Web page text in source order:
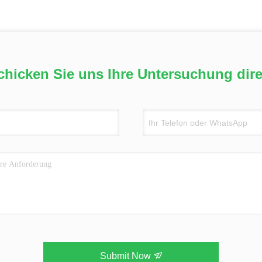
Sie uns Ihre Untersuchung
Submit Now